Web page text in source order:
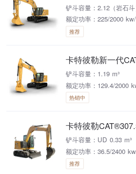
铲斗容量：2.12（岩石
额定功率：225/2000
推荐
卡特彼勒新一代
铲斗容量：1.19 m³
额定功率：129.4/2000
热销中
卡特彼勒
铲斗容量：UD 0.33 m³
额定功率：36.5/2400
推荐